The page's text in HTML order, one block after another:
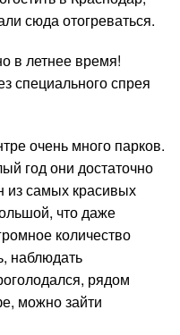
сюда отогреваться.
в летнее время!
специального спрея
очень много парков.
год они достаточно
из самых красивых
что даже
количество
наблюдать
рядом
можно зайти